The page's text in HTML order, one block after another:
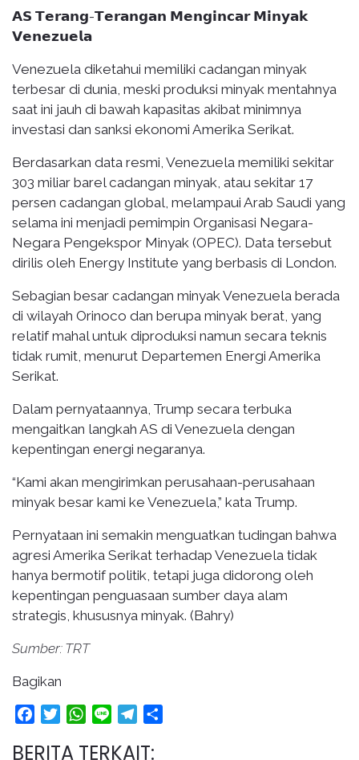
𝗔𝗦 𝗧𝗲𝗿𝗮𝗻𝗴-𝗧𝗲𝗿𝗮𝗻𝗴𝗮𝗻 𝗠𝗲𝗻𝗴𝗶𝗻𝗰𝗮𝗿 𝗠𝗶𝗻𝘆𝗮𝗸
𝗩𝗲𝗻𝗲𝘇𝘂𝗲𝗹𝗮
Venezuela diketahui memiliki cadangan minyak
terbesar di dunia, meski produksi minyak mentahnya
saat ini jauh di bawah kapasitas akibat minimnya
investasi dan sanksi ekonomi Amerika Serikat.
Berdasarkan data resmi, Venezuela memiliki sekitar
303 miliar barel cadangan minyak, atau sekitar 17
persen cadangan global, melampaui Arab Saudi yang
selama ini menjadi pemimpin Organisasi Negara-
Negara Pengekspor Minyak (OPEC). Data tersebut
dirilis oleh Energy Institute yang berbasis di London.
Sebagian besar cadangan minyak Venezuela berada
di wilayah Orinoco dan berupa minyak berat, yang
relatif mahal untuk diproduksi namun secara teknis
tidak rumit, menurut Departemen Energi Amerika
Serikat.
Dalam pernyataannya, Trump secara terbuka
mengaitkan langkah AS di Venezuela dengan
kepentingan energi negaranya.
“Kami akan mengirimkan perusahaan-perusahaan
minyak besar kami ke Venezuela,” kata Trump.
Pernyataan ini semakin menguatkan tudingan bahwa
agresi Amerika Serikat terhadap Venezuela tidak
hanya bermotif politik, tetapi juga didorong oleh
kepentingan penguasaan sumber daya alam
strategis, khususnya minyak. (Bahry)
Sumber: TRT
Bagikan
FacebookTwitterWhatsApp
Line Telegram
BERITA TERKAIT: